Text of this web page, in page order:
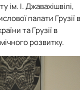
ім. І. Джавахішвілі,
палати Грузії в
та Грузії в
розвитку.